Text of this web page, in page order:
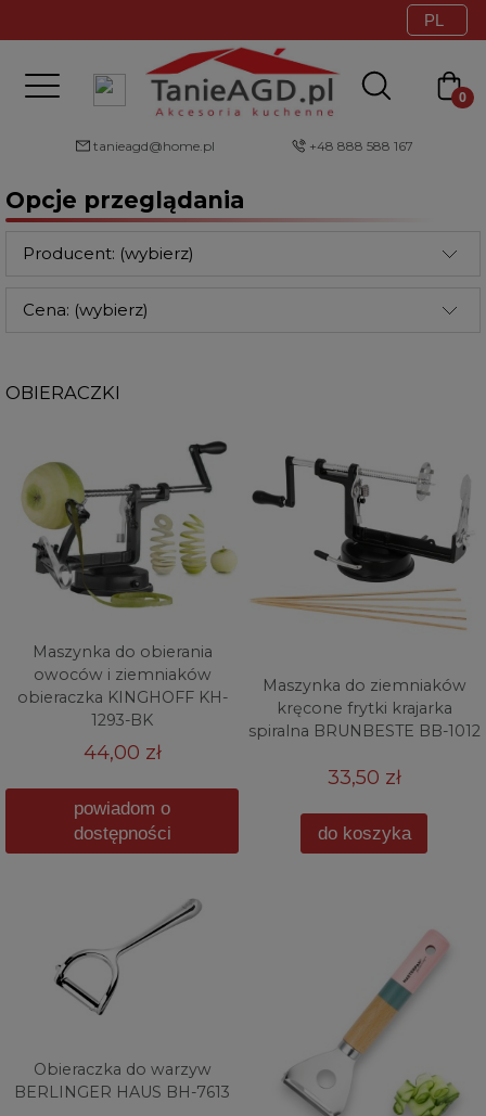
tanieagd@home.pl +48 888 588 167
Opcje przeglądania
Producent: (wybierz)
Cena: (wybierz)
OBIERACZKI
Maszynka do obierania
owoców i ziemniaków
obieraczka KINGHOFF KH-
1293-BK
44,00 zł
powiadom o
dostępności
Maszynka do ziemniaków
kręcone frytki krajarka
spiralna BRUNBESTE BB-1012
33,50 zł
do koszyka
Obieraczka do warzyw
BERLINGER HAUS BH-7613